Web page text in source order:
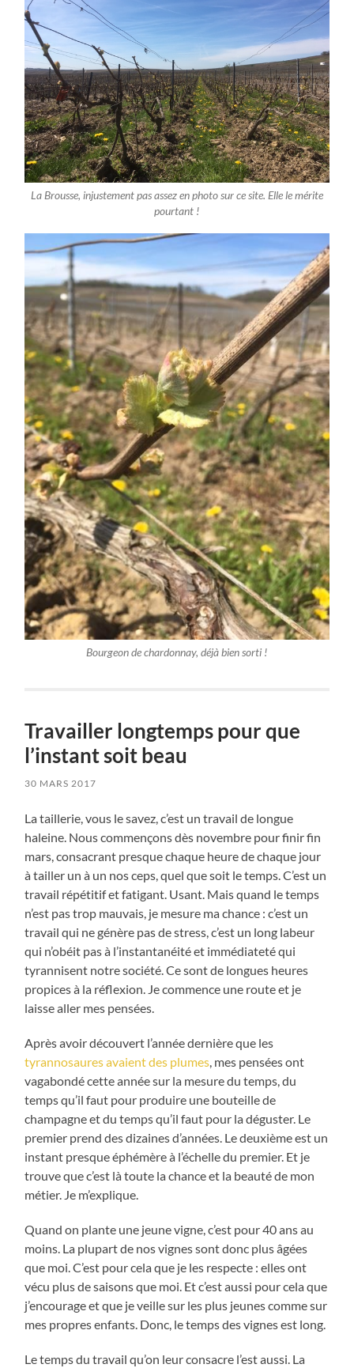
La Brousse, injustement pas assez en photo sur ce site. Elle le mérite
pourtant !
Bourgeon de chardonnay, déjà bien sorti !
Travailler longtemps pour que
l’instant soit beau
30 MARS 2017
La taillerie, vous le savez, c’est un travail de longue
haleine. Nous commençons dès novembre pour finir fin
mars, consacrant presque chaque heure de chaque jour
à tailler un à un nos ceps, quel que soit le temps. C’est un
travail répétitif et fatigant. Usant. Mais quand le temps
n’est pas trop mauvais, je mesure ma chance : c’est un
travail qui ne génère pas de stress, c’est un long labeur
qui n’obéit pas à l’instantanéité et immédiateté qui
tyrannisent notre société. Ce sont de longues heures
propices à la réflexion. Je commence une route et je
laisse aller mes pensées.
Après avoir découvert l’année dernière que les
tyrannosaures avaient des plumes, mes pensées ont
vagabondé cette année sur la mesure du temps, du
temps qu’il faut pour produire une bouteille de
champagne et du temps qu’il faut pour la déguster. Le
premier prend des dizaines d’années. Le deuxième est un
instant presque éphémère à l’échelle du premier. Et je
trouve que c’est là toute la chance et la beauté de mon
métier. Je m’explique.
Quand on plante une jeune vigne, c’est pour 40 ans au
moins. La plupart de nos vignes sont donc plus âgées
que moi. C’est pour cela que je les respecte : elles ont
vécu plus de saisons que moi. Et c’est aussi pour cela que
j’encourage et que je veille sur les plus jeunes comme sur
mes propres enfants. Donc, le temps des vignes est long.
Le temps du travail qu’on leur consacre l’est aussi. La